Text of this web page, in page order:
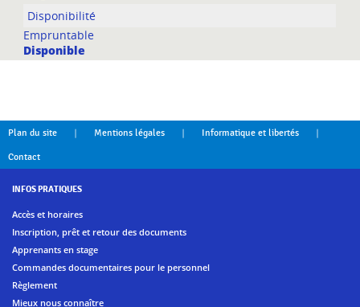
Empruntable
Disponible
Plan du site | Mentions légales | Informatique et libertés |
Contact
INFOS PRATIQUES
Accès et horaires
Inscription, prêt et retour des documents
Apprenants en stage
Commandes documentaires pour le personnel
Règlement
Mieux nous connaître